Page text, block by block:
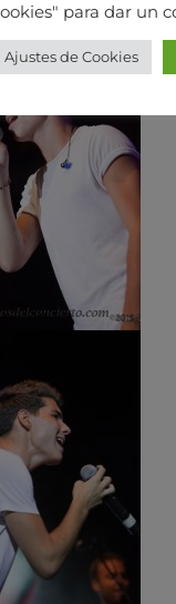
para dar un
Ajustes de Cookies